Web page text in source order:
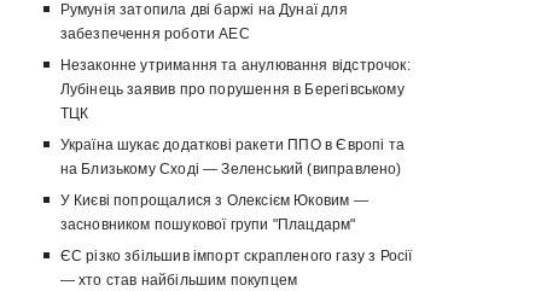
Румунія затопила дві баржі на Дунаї для
забезпечення роботи АЕС
Незаконне утримання та анулювання відстрочок:
Лубінець заявив про порушення в Берегівському
ТЦК
Україна шукає додаткові ракети ППО в Європі та
на Близькому Сході — Зеленський (виправлено)
У Києві попрощалися з Олексієм Юковим —
засновником пошукової групи "Плацдарм"
ЄС різко збільшив імпорт скрапленого газу з Росії
— хто став найбільшим покупцем